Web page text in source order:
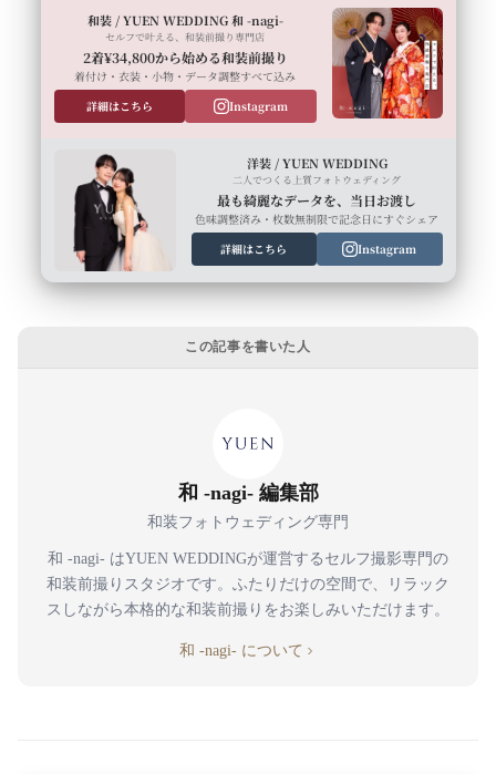
和装 / YUEN WEDDING 和 -nagi-
セルフで叶える、和装前撮り専門店
2着¥34,800から始める和装前撮り
着付け・衣装・小物・データ調整すべて込み
詳細はこちら
Instagram
洋装 / YUEN WEDDING
二人でつくる上質フォトウェディング
最も綺麗なデータを、当日お渡し
色味調整済み・枚数無制限で記念日にすぐシェア
詳細はこちら
Instagram
この記事を書いた人
和 -nagi- 編集部
和装フォトウェディング専門
和 -nagi- はYUEN WEDDINGが運営するセルフ撮影専門の
和装前撮りスタジオです。ふたりだけの空間で、リラック
スしながら本格的な和装前撮りをお楽しみいただけます。
和 -nagi- について